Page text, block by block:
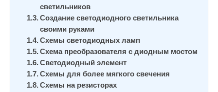
светильников
Создание светодиодного светильника
своими руками
Схемы светодиодных ламп
Схема преобразователя с диодным мостом
Светодиодный элемент
Схемы для более мягкого свечения
Схемы на резисторах